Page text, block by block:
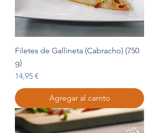
Filetes de Gallineta (Cabracho) (750
g)
Precio
14,95 €
Agregar al carrito